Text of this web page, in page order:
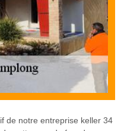
de notre entreprise keller 34